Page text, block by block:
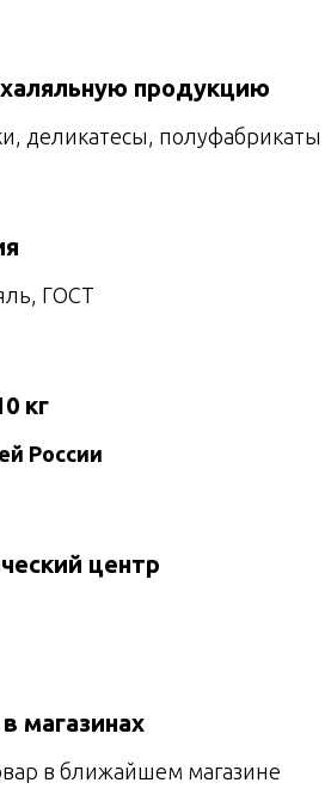
продукцию
деликатесы, полуфабрикаты
ГОСТ
кг
России
центр
магазинах
в ближайшем магазине